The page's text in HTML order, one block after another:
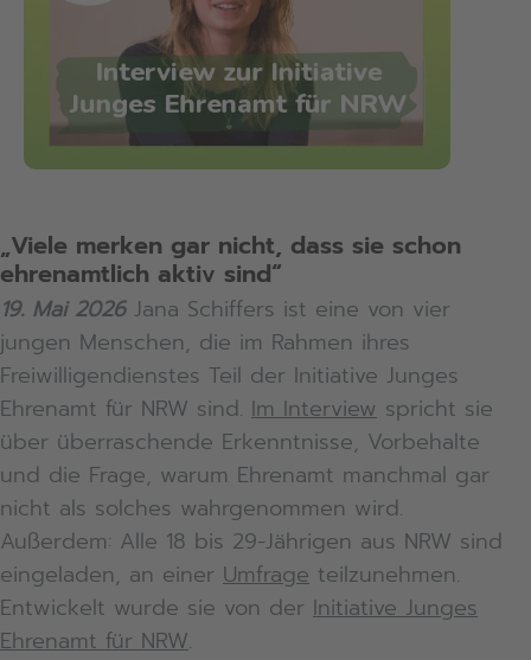
„Viele merken gar nicht, dass sie schon
ehrenamtlich aktiv sind“
19. Mai 2026 Jana Schiffers ist eine von vier
jungen Menschen, die im Rahmen ihres
Freiwilligendienstes Teil der Initiative Junges
Ehrenamt für NRW sind. Im Interviewspricht sie
über überraschende Erkenntnisse, Vorbehalte
und die Frage, warum Ehrenamt manchmal gar
nicht als solches wahrgenommen wird.
Außerdem: Alle 18 bis 29-Jährigen aus NRW sind
eingeladen, an einer Umfrageteilzunehmen.
Entwickelt wurde sie von der Initiative Junges
Ehrenamt für NRW.